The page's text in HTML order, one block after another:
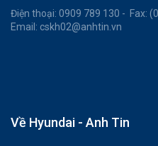
Điện thoại: 0909 789 130 - Fax:
Email: cskh02@anhtin.vn
Về Hyundai - Anh Tin